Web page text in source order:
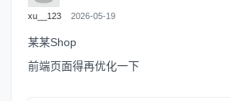
xu__123 2026-05-19
某某Shop
前端页面得再优化一下